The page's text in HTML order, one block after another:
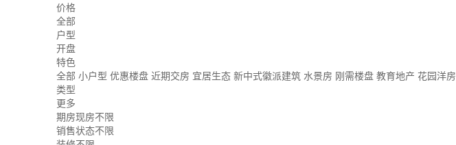
价格
全部
户型
开盘
特色
全部 小户型 优惠楼盘 近期交房 宜居生态 新中式徽派建筑 水景房 刚需楼盘 教育地产 花园洋房
类型
更多
期房现房不限
销售状态不限